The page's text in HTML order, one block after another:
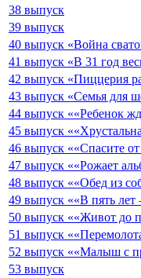
38 выпуск
39 выпуск
40 выпуск «Война
41 выпуск «В 31 год
42 выпуск «Пиццерия
43 выпуск «Семья для
44 выпуск ««Ребенок
45 выпуск
46 выпуск ««Спасите
47 выпуск ««Рожает
48 выпуск ««Обед из
49 выпуск ««В пять лет
50 выпуск ««Живот до
51 выпуск
52 выпуск ««Малыш с
53 выпуск